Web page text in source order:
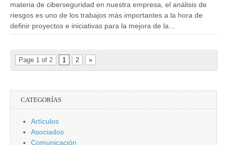
materia de ciberseguridad en nuestra empresa, el análisis de
riesgos es uno de los trabajos más importantes a la hora de
definir proyectos e iniciativas para la mejora de la…
Page 1 of 2 1 2 »
CATEGORÍAS
Artículos
Asociados
Comunicación